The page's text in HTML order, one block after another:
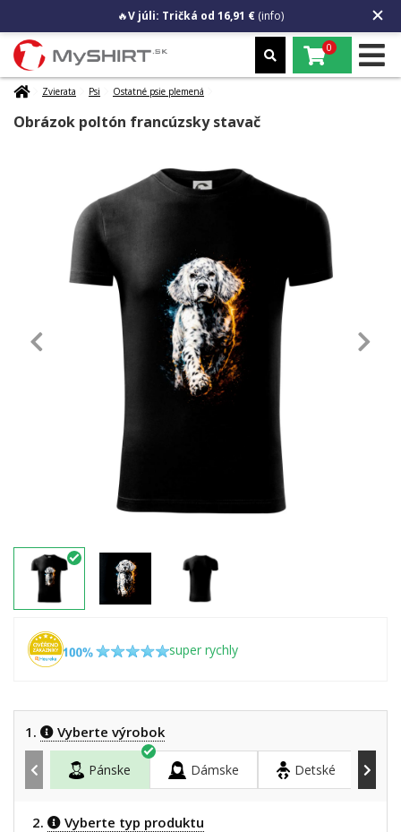
🔥V júli: Tričká od 16,91 € (info)
0
Zvierata Psi Ostatné psie plemená
Obrázok poltón francúzsky stavač
super rychly
1. Vyberte výrobok
Pánske Dámske Detské
2. Vyberte typ produktu